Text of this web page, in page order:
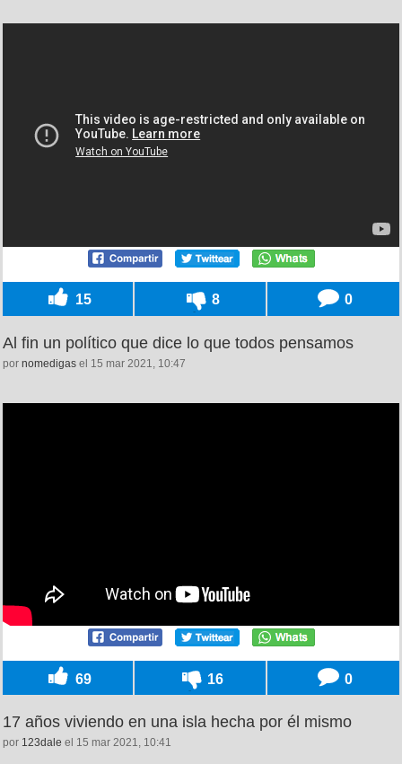
15 8 0
Al fin un político que dice lo que todos pensamos
por nomedigas el 15 mar 2021, 10:47
69 16 0
17 años viviendo en una isla hecha por él mismo
por 123dale el 15 mar 2021, 10:41